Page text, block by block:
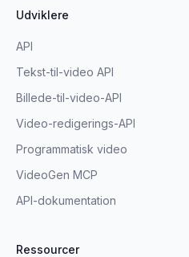
Udviklere
API
Tekst-til-video API
Billede-til-video-API
Video-redigerings-API
Programmatisk video
VideoGen MCP
API-dokumentation
Ressourcer